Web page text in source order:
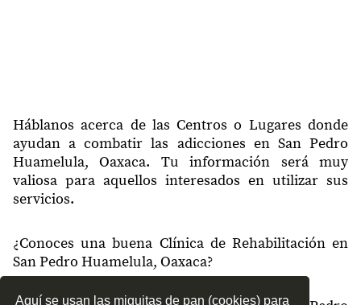
Aquí se usan las miguitas de pan (cookies) para
Háblanos acerca de las Centros o Lugares donde
ayudan a combatir las adicciones en San Pedro
Huamelula, Oaxaca. Tu información será muy
valiosa para aquellos interesados en utilizar sus
servicios.
¿Conoces una buena Clínica de Rehabilitación en
San Pedro Huamelula, Oaxaca?